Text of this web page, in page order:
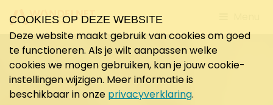
to
COOKIES OP DEZE WEBSITE
Deze website maakt gebruik van cookies om goed
te functioneren. Als je wilt aanpassen welke
cookies we mogen gebruiken, kan je jouw cookie-
instellingen wijzigen. Meer informatie is
beschikbaar in onze privacyverklaring.